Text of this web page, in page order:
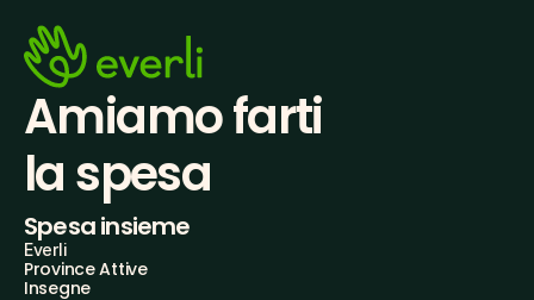
Amiamo farti
la spesa
Spesa insieme
Everli
Province Attive
Insegne